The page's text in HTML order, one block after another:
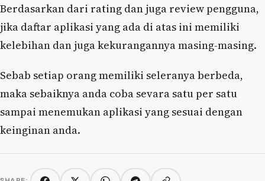
Berdasarkan dari rating dan juga review pengguna,
jika daftar aplikasi yang ada di atas ini memiliki
kelebihan dan juga kekurangannya masing-masing.
Sebab setiap orang memiliki seleranya berbeda,
maka sebaiknya anda coba sevara satu per satu
sampai menemukan aplikasi yang sesuai dengan
keinginan anda.